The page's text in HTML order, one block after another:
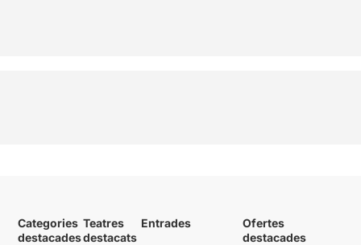
Categories
destacades
Teatres
destacats
Entrades
Ofertes
destacades